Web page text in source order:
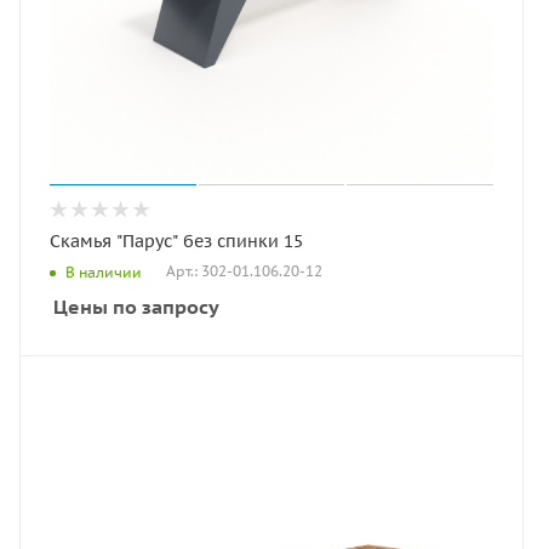
Скамья "Парус" без спинки 15
В наличии Арт.: 302-01.106.20-12
Цены по запросу